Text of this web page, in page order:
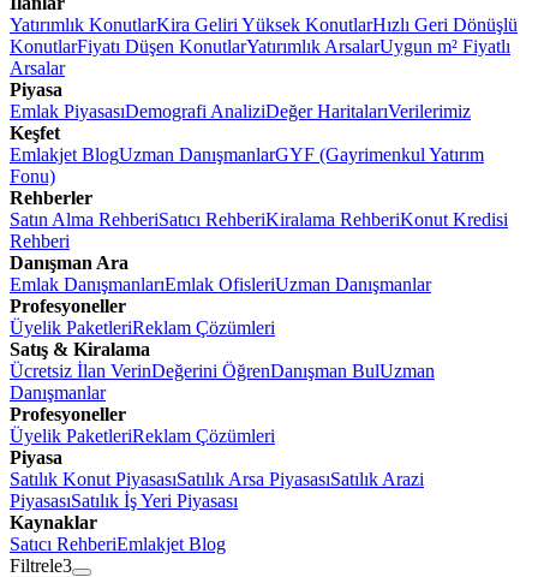
Yatırımlık KonutlarKira Geliri Yüksek KonutlarHızlı Geri Dönüşlü
KonutlarFiyatı Düşen KonutlarYatırımlık ArsalarUygun m² Fiyatlı
Arsalar
Piyasa
Emlak PiyasasıDemografi AnaliziDeğer HaritalarıVerilerimiz
Keşfet
Emlakjet BlogUzman DanışmanlarGYF (Gayrimenkul Yatırım
Fonu)
Rehberler
Satın Alma RehberiSatıcı RehberiKiralama RehberiKonut Kredisi
Rehberi
Danışman Ara
Emlak DanışmanlarıEmlak OfisleriUzman Danışmanlar
Profesyoneller
Üyelik PaketleriReklam Çözümleri
Satış & Kiralama
Ücretsiz İlan VerinDeğerini ÖğrenDanışman BulUzman
Danışmanlar
Profesyoneller
Üyelik PaketleriReklam Çözümleri
Piyasa
Satılık Konut PiyasasıSatılık Arsa PiyasasıSatılık Arazi
PiyasasıSatılık İş Yeri Piyasası
Kaynaklar
Satıcı RehberiEmlakjet Blog
Filtrele3